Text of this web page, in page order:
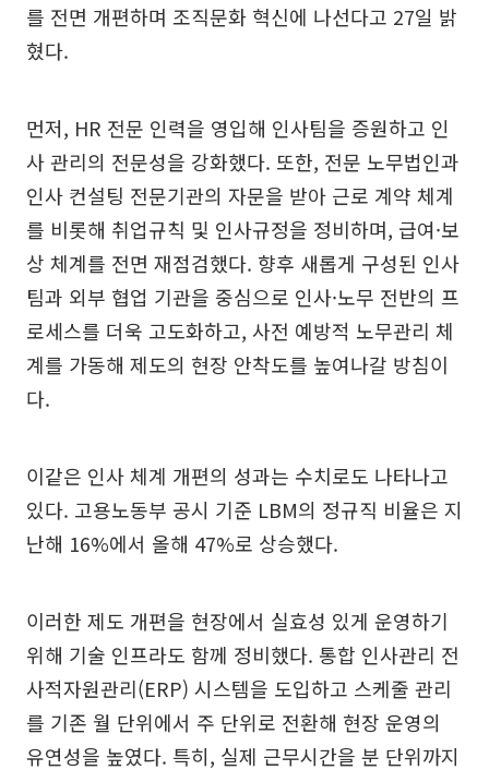
를 전면 개편하며 조직문화 혁신에 나선다고 27일 밝
혔다.
먼저, HR 전문 인력을 영입해 인사팀을 증원하고 인
사 관리의 전문성을 강화했다. 또한, 전문 노무법인과
인사 컨설팅 전문기관의 자문을 받아 근로 계약 체계
를 비롯해 취업규칙 및 인사규정을 정비하며, 급여·보
상 체계를 전면 재점검했다. 향후 새롭게 구성된 인사
팀과 외부 협업 기관을 중심으로 인사·노무 전반의 프
로세스를 더욱 고도화하고, 사전 예방적 노무관리 체
계를 가동해 제도의 현장 안착도를 높여나갈 방침이
다.
이같은 인사 체계 개편의 성과는 수치로도 나타나고
있다. 고용노동부 공시 기준 LBM의 정규직 비율은 지
난해 16%에서 올해 47%로 상승했다.
이러한 제도 개편을 현장에서 실효성 있게 운영하기
위해 기술 인프라도 함께 정비했다. 통합 인사관리 전
사적자원관리(ERP) 시스템을 도입하고 스케줄 관리
를 기존 월 단위에서 주 단위로 전환해 현장 운영의
유연성을 높였다. 특히, 실제 근무시간을 분 단위까지